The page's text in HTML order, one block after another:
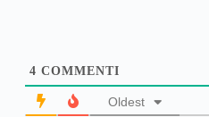
4 COMMENTI
Oldest